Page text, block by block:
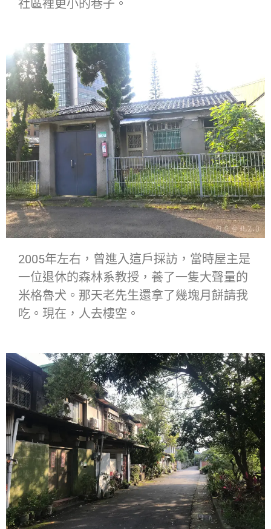
社區裡更小的巷子。
2005年左右，曾進入這戶採訪，當時屋主是
一位退休的森林系教授，養了一隻大聲量的
米格魯犬。那天老先生還拿了幾塊月餅請我
吃。現在，人去樓空。